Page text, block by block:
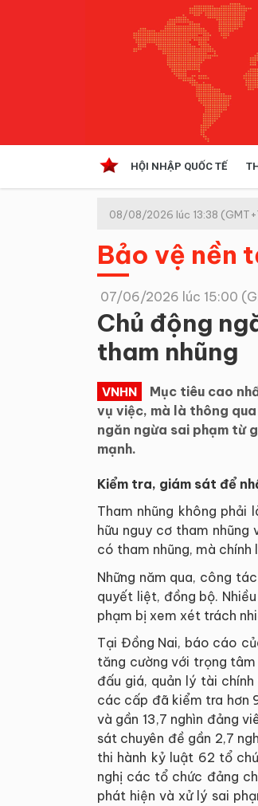
HỘI NHẬP QUỐC TẾ
Kinh tế hội nhập
Doanh nghiệp
08/08/2026 lúc 13:38
Bảo vệ nền
07/06/2026 lúc 15:00
Chủ động
tham nhũng
VNHN
Mục tiêu cao
vụ việc, mà là thông
ngăn ngừa sai phạm từ
mạnh.
Kiểm tra, giám sát để
Tham nhũng không phải
hữu nguy cơ tham
có tham nhũng, mà chính
Những năm qua, công
quyết liệt, đồng bộ.
phạm bị xem xét trách
Tại Đồng Nai, báo cáo
tăng cường với trọng
đấu giá, quản lý tài
các cấp đã kiểm tra hơn
và gần 13,7 nghìn đảng
sát chuyên đề gần 2,7
thi hành kỷ luật 62 tổ
nghị các tổ chức đảng
phát hiện và xử lý sai